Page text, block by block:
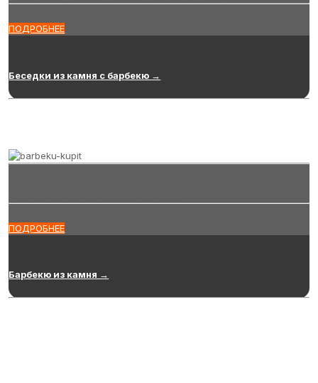
ПОДРОБНЕЕ
Беседки из камня с барбекю →
ПОДРОБНЕЕ
Барбекю из камня →